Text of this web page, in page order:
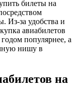
билеты на
Из-за удобства и
авиабилетов
популярнее, а
нишу в
на